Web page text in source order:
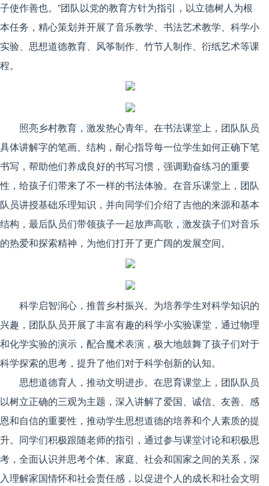
子使作善也。”团队以党的教育方针为指引，以立德树人为根
本任务，精心策划并开展了音乐教学、书法艺术教学、科学小
实验、思想道德教育、风筝制作、竹节人制作、衍纸艺术等课
程。
照亮乡村教育，激发热心青年。在书法课堂上，团队队员
具体讲解字的笔画、结构，耐心指导每一位学生如何正确下笔
书写，帮助他们养成良好的书写习惯，强调勤奋练习的重要
性，给孩子们带来了不一样的书法体验。在音乐课堂上，团队
队员讲授基础乐理知识，并向同学们介绍了吉他的来源和基本
结构，最后队员们带领孩子一起放声高歌，激发孩子们对音乐
的热爱和探索精神，为他们打开了更广阔的发展空间。
科学启智润心，推普乡村振兴。为培养学生对科学知识的
兴趣，团队队员开展了丰富有趣的科学小实验课堂，通过物理
和化学实验的演示，配合魔术表演，极大地鼓舞了孩子们对于
科学探索的思考，提升了他们对于科学创新的认知。
思想道德育人，推动文明进步。在思育课堂上，团队队员
以树立正确的三观为主题，深入讲解了爱国、诚信、友善、感
恩和自信的重要性，推动学生思想道德的培养和个人素质的提
升。同学们积极跟随老师的指引，通过参与课堂讨论和积极思
考，全面认识并思考个体、家庭、社会和国家之间的关系，深
入理解家国情怀和社会责任感，以促进个人的成长和社会文明